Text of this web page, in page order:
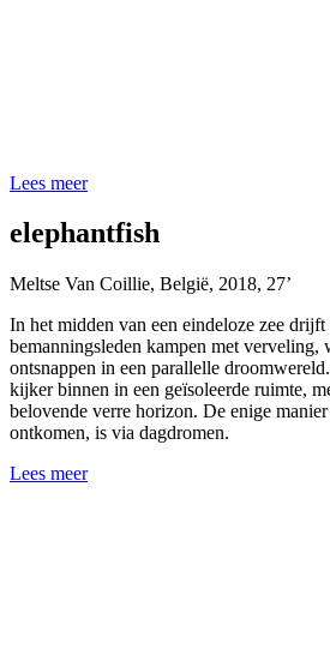
Lees meer
elephantfish
Meltse Van Coillie, België, 2018, 27’
In het midden van een eindeloze zee
bemanningsleden kampen met verveling,
ontsnappen in een parallelle droomwereld.
kijker binnen in een geïsoleerde ruimte,
belovende verre horizon. De enige
ontkomen, is via dagdromen.
Lees meer